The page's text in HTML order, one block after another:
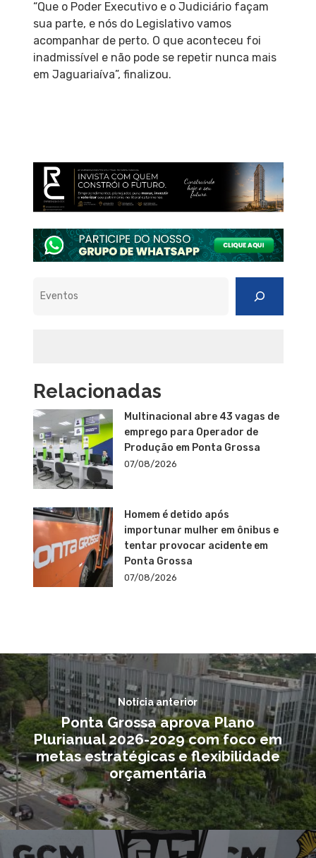
“Que o Poder Executivo e o Judiciário façam
sua parte, e nós do Legislativo vamos
acompanhar de perto. O que aconteceu foi
inadmissível e não pode se repetir nunca mais
em Jaguariaíva”, finalizou.
Relacionadas
Multinacional abre 43 vagas de
emprego para Operador de
Produção em Ponta Grossa
07/08/2026
Homem é detido após
importunar mulher em ônibus e
tentar provocar acidente em
Ponta Grossa
07/08/2026
Notícia anterior
Ponta Grossa aprova Plano
Plurianual 2026-2029 com foco em
metas estratégicas e flexibilidade
orçamentária